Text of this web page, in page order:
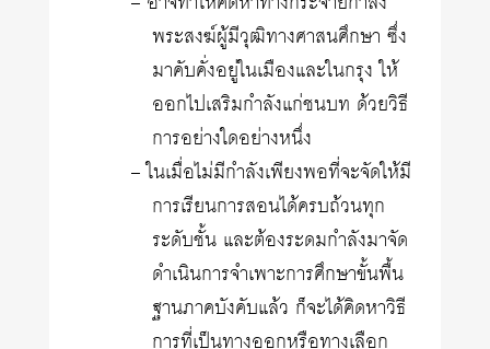
พระสงฆ์ผู้มีวุฒิทางศาสนศึกษา ซึ่ง
มาคับคั่งอยู่ในเมืองและในกรุง ให้
ออกไปเสริมกำลังแก่ชนบท ด้วยวิธี
การอย่างใดอย่างหนึ่ง
– ในเมื่อไม่มีกำลังเพียงพอที่จะจัดให้มี
การเรียนการสอนได้ครบถ้วนทุก
ระดับชั้น และต้องระดมกำลังมาจัด
ดำเนินการจำเพาะการศึกษาขั้นพื้น
ฐานภาคบังคับแล้ว ก็จะได้คิดหาวิธี